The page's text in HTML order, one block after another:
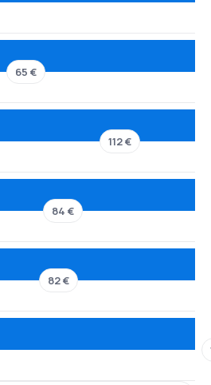
65 €
112 €
84 €
82 €